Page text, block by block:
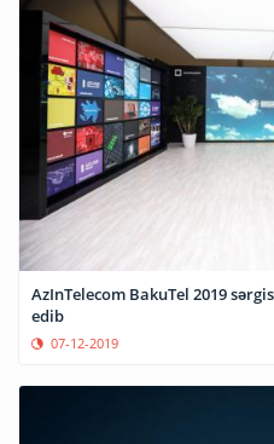
AzInTelecom BakuTel 2019
edib
07-12-2019